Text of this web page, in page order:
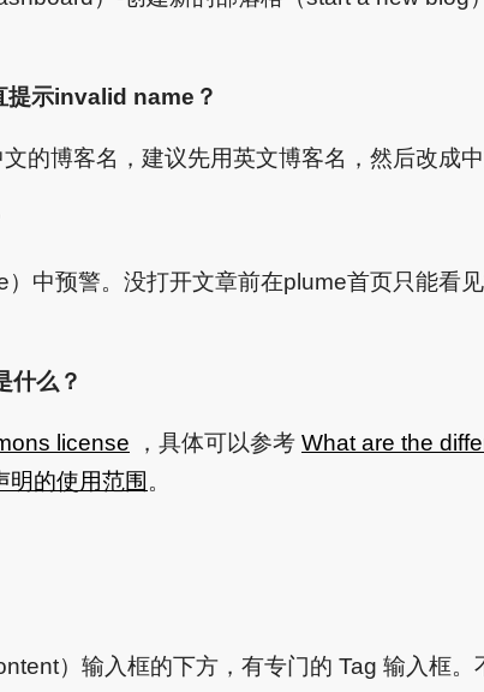
提示invalid name？
的博客名，建议先用英文博客名，然后改成中
中预警。没打开文章前在plume首页只能看见
什么？
license ，具体可以参考 What are the
明的使用范围 。
）输入框的下方，有专门的 Tag 输入框。